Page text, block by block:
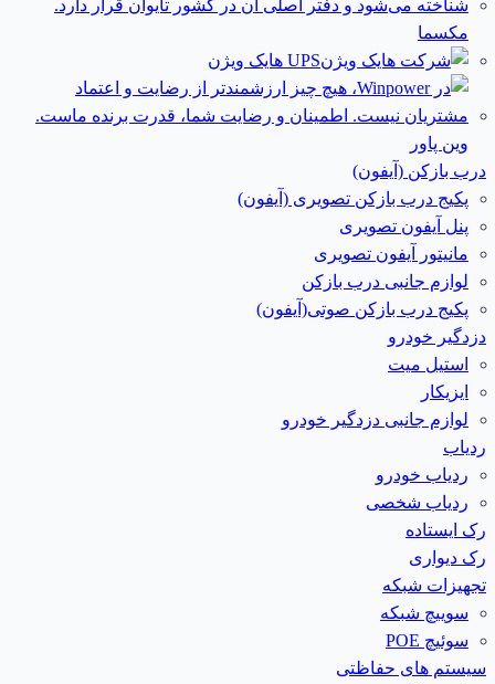
مکسما
UPS هایک ویژن
وین پاور
درب بازکن (آیفون)
پکیج درب بازکن تصویری (آیفون)
پنل آیفون تصویری
مانیتور آیفون تصویری
لوازم جانبی درب بازکن
پکیج درب بازکن صوتی(آیفون)
دزدگیر خودرو
استیل میت
ایزیکار
لوازم جانبی دزدگیر خودرو
ردیاب
ردیاب خودرو
ردیاب شخصی
رک ایستاده
رک دیواری
تجهیزات شبکه
سوییچ شبکه
سوئیچ POE
سیستم های حفاظتی